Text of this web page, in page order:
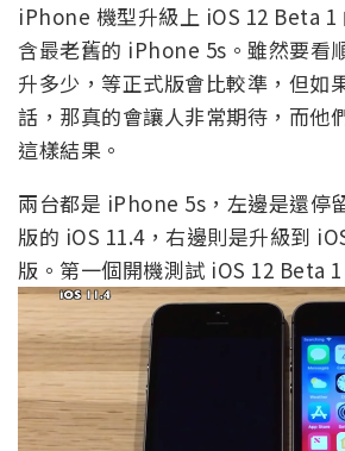
iPhone 機型升級上 iOS 12 Beta 1
含最老舊的 iPhone 5s。雖然要看
升多少，等正式版會比較準，但如
話，那真的會讓人非常期待，而他
這樣結果。
兩台都是 iPhone 5s，左邊是還停
版的 iOS 11.4，右邊則是升級到
版。第一個開機測試 iOS 12 Beta